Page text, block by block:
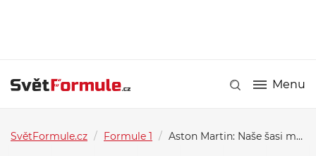
Menu
SvětFormule.cz / Formule 1 / Aston Martin: Naše šasi může být místy páté nejlepší v poli